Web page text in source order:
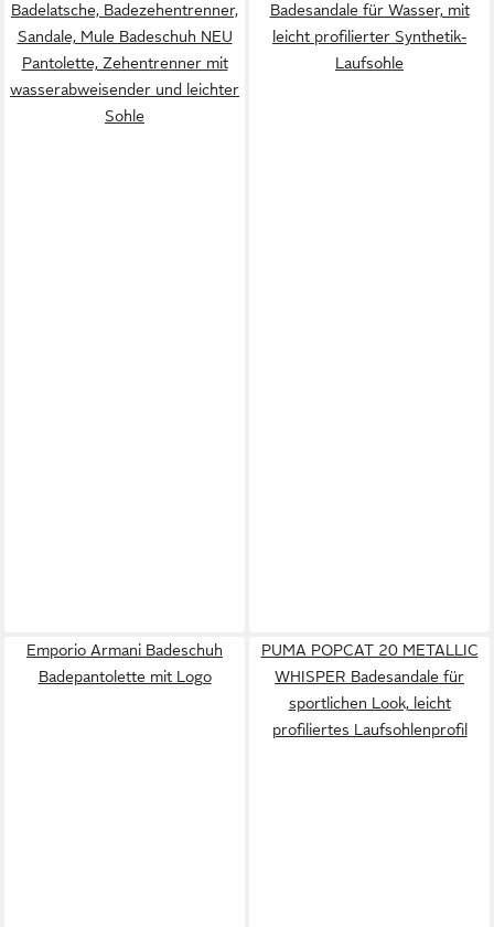
Badelatsche, Badezehentrenner,
Sandale, Mule Badeschuh NEU
Pantolette, Zehentrenner mit
wasserabweisender und leichter
Sohle
Badesandale für Wasser, mit
leicht profilierter Synthetik-
Laufsohle
Emporio Armani Badeschuh
Badepantolette mit Logo
PUMA POPCAT 20 METALLIC
WHISPER Badesandale für
sportlichen Look, leicht
profiliertes Laufsohlenprofil